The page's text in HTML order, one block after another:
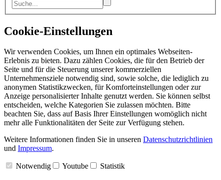
Cookie-Einstellungen
Wir verwenden Cookies, um Ihnen ein optimales Webseiten-
Erlebnis zu bieten. Dazu zählen Cookies, die für den Betrieb der
Seite und für die Steuerung unserer kommerziellen
Unternehmensziele notwendig sind, sowie solche, die lediglich zu
anonymen Statistikzwecken, für Komforteinstellungen oder zur
Anzeige personalisierter Inhalte genutzt werden. Sie können selbst
entscheiden, welche Kategorien Sie zulassen möchten. Bitte
beachten Sie, dass auf Basis Ihrer Einstellungen womöglich nicht
mehr alle Funktionalitäten der Seite zur Verfügung stehen.
Weitere Informationen finden Sie in unseren Datenschutzrichtlinien
und Impressum.
Notwendig Youtube Statistik